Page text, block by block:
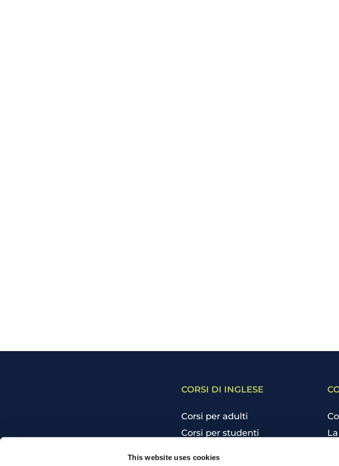
This website uses cookies
CORSI DI INGLESE
Corsi per adulti
Corsi per studenti